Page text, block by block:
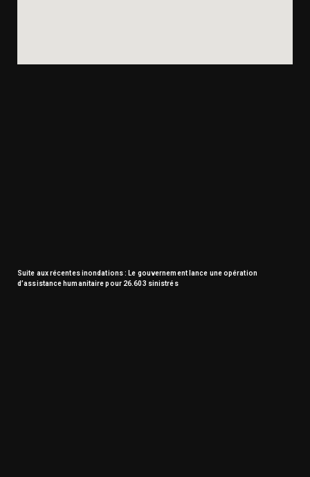
Suite aux récentes inondations : Le gouvernement lance une opération
d’assistance humanitaire pour 26.603 sinistrés